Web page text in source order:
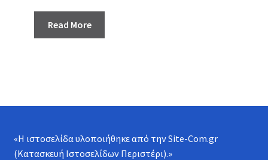
Read More
«Η ιστοσελίδα υλοποιήθηκε από τηνSite-Com.gr
(Κατασκευή Ιστοσελίδων Περιστέρι).»